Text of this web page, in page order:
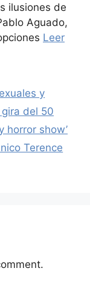
ilusiones de
Aguado,
Leer
y
del 50
horror show’
Terence